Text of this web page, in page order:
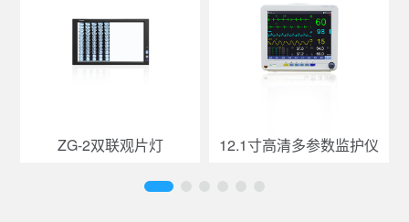
ZG-2双联观片灯 12.1寸高清多参数监护仪